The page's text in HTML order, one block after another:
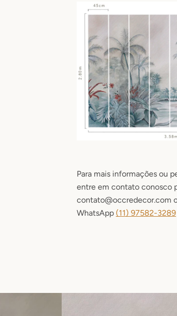
Para mais informações ou
entre em contato conosco
contato@occredecor.com
WhatsApp (11) 97582-3289